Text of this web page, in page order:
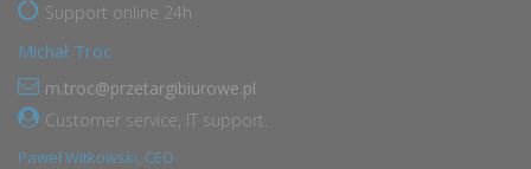
Support online 24h
Michał Troc
m.troc@przetargibiurowe.pl
Customer service, IT support.
Paweł Witkowski, CEO